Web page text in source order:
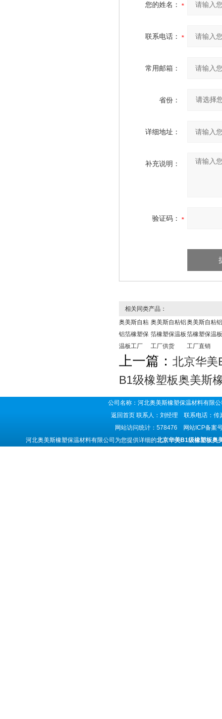
您的姓名：
联系电话：
常用邮箱：
省份：
详细地址：
补充说明：
验证码：
相关同类产品：
奥美斯自粘
铝箔橡塑保
温板工厂
奥美斯自粘铝
箔橡塑保温板
工厂供货
奥美斯自粘铝
箔橡塑保温板
工厂直销
上一篇： 北京华美
B1级橡塑板奥美斯
公司名称：河北奥美斯橡塑保温材料有
返回首页 联系人：刘经理 联系电话：
网站访问统计：578476 网站ICP备案
河北奥美斯橡塑保温材料有限公司为您提供详细的北京华美B1级橡塑板奥